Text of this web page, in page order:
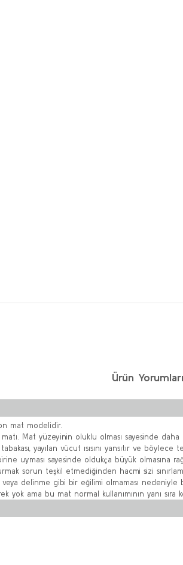
Ürün Yorumları
mat modelidir.
Mat yüzeyinin oluklu olması sayesinde daha
yayılan vücut ısısını yansıtır ve
uyması sayesinde oldukça büyük olmasına
sorun teşkil etmediğinden hacmi sizi
veya delinme gibi bir eğilimi olmaması
yok ama bu mat normal kullanımının yanı sıra